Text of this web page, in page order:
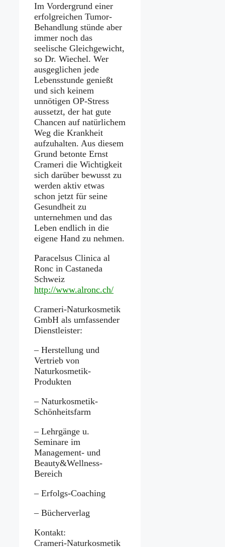
Im Vordergrund einer
erfolgreichen Tumor-
Behandlung stünde aber
immer noch das
seelische Gleichgewicht,
so Dr. Wiechel. Wer
ausgeglichen jede
Lebensstunde genießt
und sich keinem
unnötigen OP-Stress
aussetzt, der hat gute
Chancen auf natürlichem
Weg die Krankheit
aufzuhalten. Aus diesem
Grund betonte Ernst
Crameri die Wichtigkeit
sich darüber bewusst zu
werden aktiv etwas
schon jetzt für seine
Gesundheit zu
unternehmen und das
Leben endlich in die
eigene Hand zu nehmen.
Paracelsus Clinica al
Ronc in Castaneda
Schweiz
http://www.alronc.ch/
Crameri-Naturkosmetik
GmbH als umfassender
Dienstleister:
– Herstellung und
Vertrieb von
Naturkosmetik-
Produkten
– Naturkosmetik-
Schönheitsfarm
– Lehrgänge u.
Seminare im
Management- und
Beauty&Wellness-
Bereich
– Erfolgs-Coaching
– Bücherverlag
Kontakt:
Crameri-Naturkosmetik